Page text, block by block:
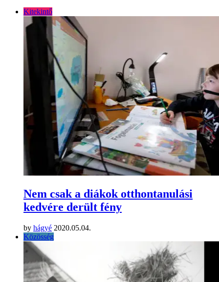
Kitekintő
Nem csak a diákok otthontanulási
kedvére derült fény
by hágyé 2020.05.04.
Közösség